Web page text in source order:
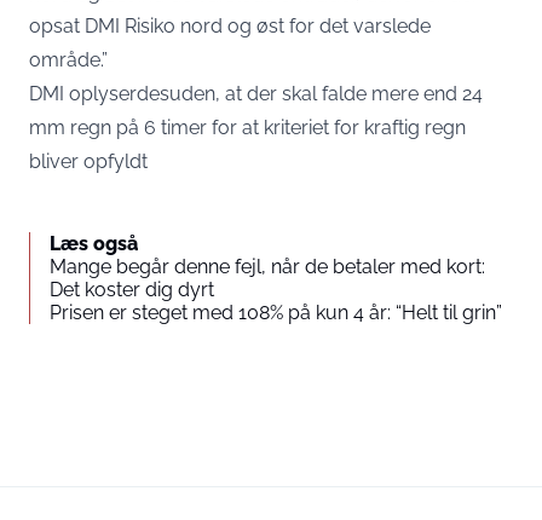
opsat DMI Risiko nord og øst for det varslede
område.”
DMI oplyserdesuden, at der skal falde mere end 24
mm regn på 6 timer for at kriteriet for kraftig regn
bliver opfyldt
Læs også
Mange begår denne fejl, når de betaler med kort:
Det koster dig dyrt
Prisen er steget med 108% på kun 4 år: “Helt til grin”